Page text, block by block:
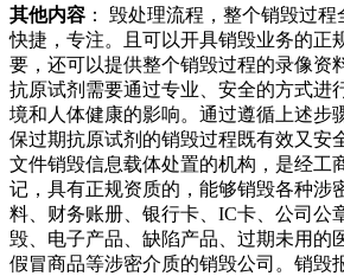
其他内容 ： 毁处理流程，整个销毁过
快捷，专注。且可以开具销毁业务的正
要，还可以提供整个销毁过程的录像资
抗原试剂需要通过专业、安全的方式进
境和人体健康的影响。通过遵循上述步
保过期抗原试剂的销毁过程既有效又安
文件销毁信息载体处置的机构，是经工
记，具有正规资质的，能够销毁各种涉
料、财务账册、银行卡、IC卡、公司公
毁、电子产品、缺陷产品、过期未用的
假冒商品等涉密介质的销毁公司。销毁